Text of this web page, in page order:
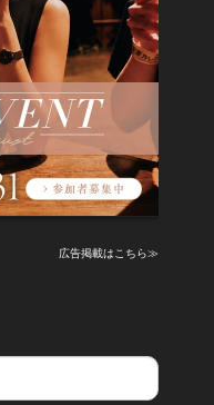
広告掲載はこちら≫